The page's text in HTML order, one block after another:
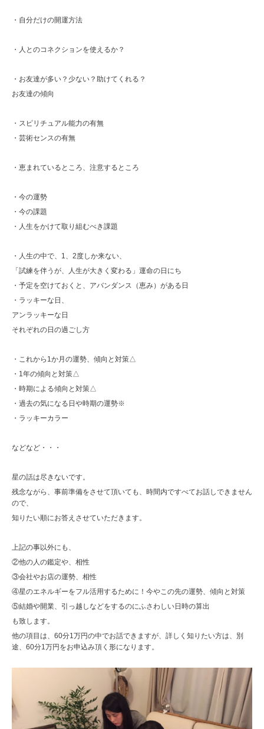
・自分だけの開運方法
・人とのコネクションを使えるか？
・お友達が多い？少ない？助けてくれる？
お友達の傾向
・スピリチュアル能力の有無
・芸術センスの有無
・恵まれているところ、注意するところ
・今の運勢
・今の課題
・人生をかけて取り組むべき課題
・人生の中で、1、2度しか来ない、
「試練を伴うが、人生が大きく変わる」運命の日にち
・予定を空けておくと、アバンダンス（恵み）がある日
・ラッキーな日、
アンラッキーな日
それぞれの日の過ごし方
・これから1か月の運勢、傾向と対策△
・1年の傾向と対策△
・時期による傾向と対策△
・過去の気になる日や時期の運勢※
・ラッキーカラー
などなど・・・
星の話は尽きないです。
残念ながら、事前準備をさせて頂いても、時間内ですべてお話しできません
ので、
知りたい順にお答えさせていただきます。
上記の事以外にも、
②他の人の鑑定や、相性
③会社やお店の運勢、相性
④星のエネルギーをフル活用するために！今やこの先の運勢、傾向と対策
⑤結婚や開業、引っ越しなどをするのにふさわしい日時の算出
も致します。
他の項目は、60分1万円の中でお話できますが、詳しく知りたい方は、別
途、60分1万円をお申込み頂く形になります。